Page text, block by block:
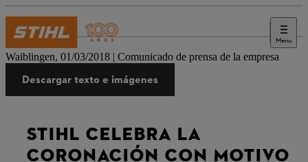
Menu
Prensa
Waiblingen, 01/03/2018 | Comunicado de prensa de la empresa
Descargar texto e imágenes
STIHL CELEBRA LA
CORONACIÓN CON MOTIVO